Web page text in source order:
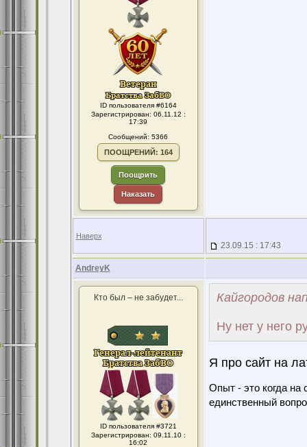
ID пользователя #6164
Зарегистрирован: 06.11.12 :
17:39
Сообщений: 5366
ПООЩРЕНИЙ: 164
Поощрить
Наказать
Наверх
23.09.15 : 17:43
AndreyK
Кто был – не забудет...
ID пользователя #3721
Зарегистрирован: 09.11.10 :
16:02
Кайгородов
Ну нет у него
Я про сайт на
Опыт - это когда на
единственный